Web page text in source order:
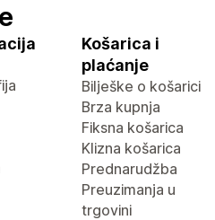
Košarica i
plaćanje
Bilješke o košarici
Brza kupnja
Fiksna košarica
Klizna košarica
Prednarudžba
Preuzimanja u
trgovini